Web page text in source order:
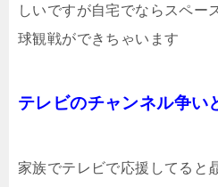
しいですが自宅でならスペー
球観戦ができちゃいます
テレビのチャンネル争い
家族でテレビで応援してると